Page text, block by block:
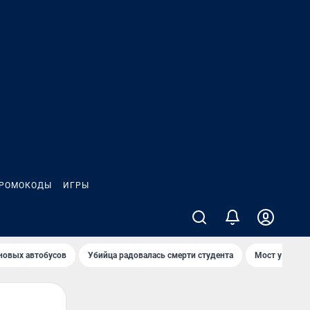
ИГРЫ
автобусов Убийца радовалась смерти студента Мост у